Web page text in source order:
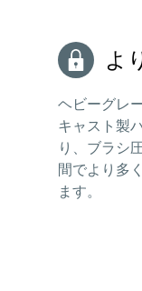
よ
ヘビーグレ
キャスト製
り、ブラシ
間でより多
ます。